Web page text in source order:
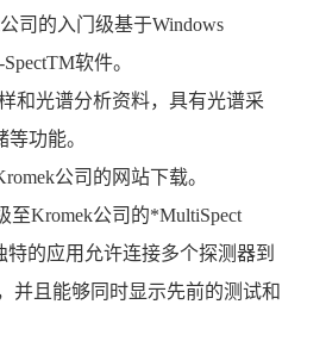
司的入门级基于Windows
软件。
和光谱分析资料，具有光谱采
功能。
公司的网站下载。
至Kromek公司的*MultiSpect
特的应用允许连接多个探测器到
并且能够同时显示先前的测试和